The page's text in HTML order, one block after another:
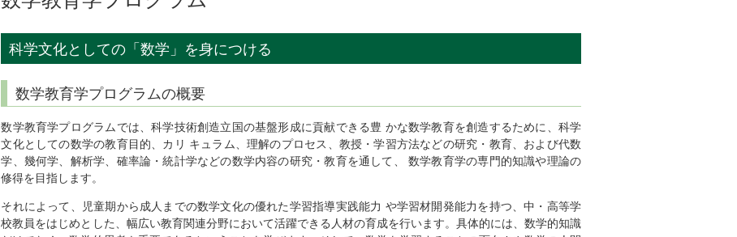
科学文化としての「数学」を身につける
数学教育学プログラムの概要
数学教育学プログラムでは、科学技術創造立国の基盤形成に貢献できる豊 かな数学教育を創造するために、科学
文化としての数学の教育目的、カリ キュラム、理解のプロセス、教授・学習方法などの研究・教育、および代数
学、幾何学、解析学、確率論・統計学などの数学内容の研究・教育を通して、 数学教育学の専門的知識や理論の
修得を目指します。
それによって、児童期から成人までの数学文化の優れた学習指導実践能力 や学習材開発能力を持つ、中・高等学
校教員をはじめとした、幅広い教育関連分野において活躍できる人材の育成を行います。具体的には、数学的知識